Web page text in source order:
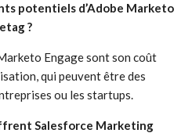
potentiels d’Adobe Marketo
?
Engage sont son coût
qui peuvent être des
ou les startups.
Salesforce Marketing